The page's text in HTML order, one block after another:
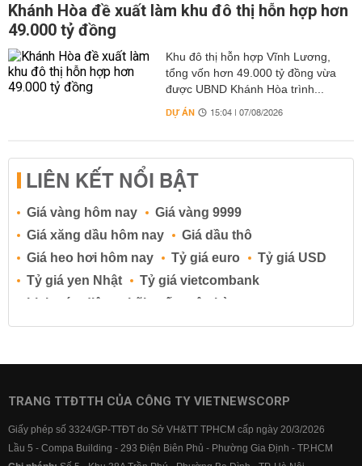
Khánh Hòa đề xuất làm khu đô thị hỗn hợp hơn
49.000 tỷ đồng
Khu đô thị hỗn hợp Vĩnh Lương,
tổng vốn hơn 49.000 tỷ đồng vừa
được UBND Khánh Hòa trình...
DỰ ÁN 15:04 | 07/08/2026
LIÊN KẾT NỔI BẬT
Giá vàng hôm nay
Giá vàng 9999
Giá xăng dầu hôm nay
Giá dầu thô
Giá heo hơi hôm nay
Tỷ giá euro
Tỷ giá USD
Tỷ giá yen Nhật
Tỷ giá vietcombank
Lịch cúp điện
Lãi suất ngân hàng
Lãi suất tiết kiệm
Lãi suất tiền gửi
Lãi suất ngân hàng BIDV
Lãi suất ngân hàng Vietcombank
TRANG TTĐTTH CỦA CÔNG TY VIETNEWSCORP
Giấy phép số 3324/GP-TTĐT do Sở VH&TT TPHCM cấp ngày 20/3/2026
Lầu 5 - Compa Building - 293 Điện Biên Phủ - Phường Gia Định - TP.HCM